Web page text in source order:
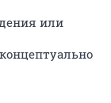
или